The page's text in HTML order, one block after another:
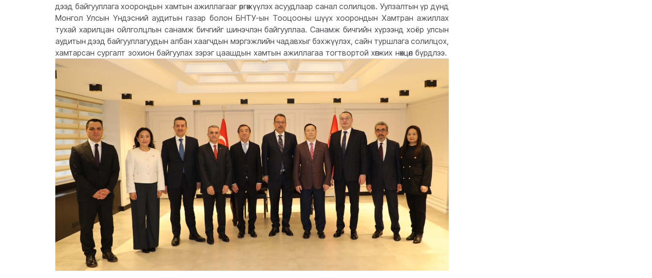
дээд байгууллага хоорондын хамтын ажиллагааг өргөжүүлэх асуудлаар санал солилцов. Уулзалтын үр дүнд
Монгол Улсын Үндэсний аудитын газар болон БНТУ-ын Тооцооны шүүх хоорондын Хамтран ажиллах
тухай харилцан ойлголцлын санамж бичгийг шинэчлэн байгууллаа. Санамж бичгийн хүрээнд хоёр улсын
аудитын дээд байгууллагуудын албан хаагчдын мэргэжлийн чадавхыг бэхжүүлэх, сайн туршлага солилцох,
хамтарсан сургалт зохион байгуулах зэрэг цаашдын хамтын ажиллагаа тогтвортой хөгжих нөхцөл бүрдлээ.